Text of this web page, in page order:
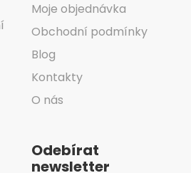
Moje objednávka
Obchodní podmínky
Blog
Kontakty
O nás
Odebírat
newsletter